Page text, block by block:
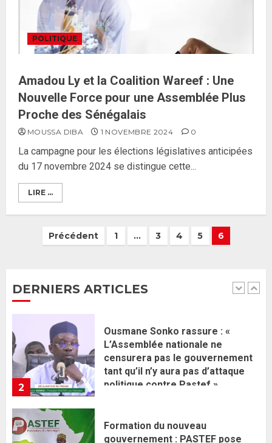
POLITIQUE
Amadou Ly et la Coalition Wareef : Une
Nouvelle Force pour une Assemblée Plus
Proche des Sénégalais
MOUSSA DIBA 1 NOVEMBRE 2024 0
La campagne pour les élections législatives anticipées
du 17 novembre 2024 se distingue cette...
LIRE ...
Précédent 1 … 3 4 5 6
DERNIERS ARTICLES
26 MAI 2026
5
Guy Marius Sagna inquiet après la
J’espère me tromper »
26 MAI 2026
Ahmadou Al Aminou Lo dévoile
une équipe de mission de 30
2
Ousmane Sonko rassure : «
politique contre Pastef »
3
Formation du nouveau
gouvernement : PASTEF pose
ses lignes rouges et met en
garde ses responsables
26 MAI 2026 0
Réintégration de Sonko à
l’Assemblée nationale : Adji